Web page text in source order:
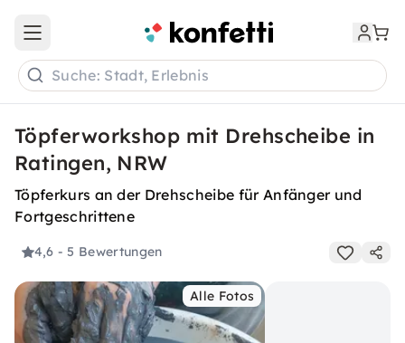
Open main menu
Suche: Stadt, Erlebnis
Töpferworkshop mit Drehscheibe in
Ratingen, NRW
Töpferkurs an der Drehscheibe für Anfänger und
Fortgeschrittene
4,6 - 5 Bewertungen
Alle Fotos